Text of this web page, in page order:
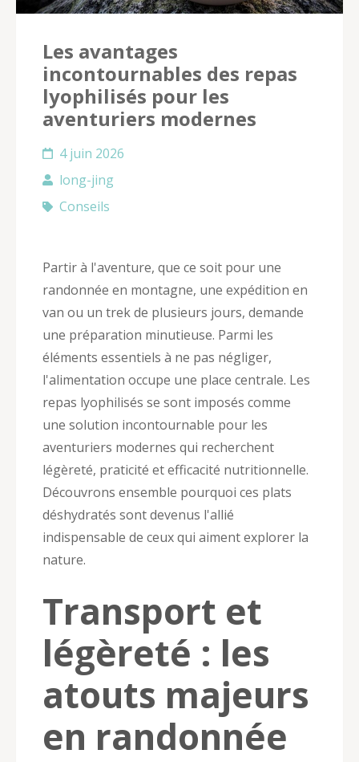
Les avantages
incontournables des repas
lyophilisés pour les
aventuriers modernes
4 juin 2026
long-jing
Conseils
Partir à l'aventure, que ce soit pour une
randonnée en montagne, une expédition en
van ou un trek de plusieurs jours, demande
une préparation minutieuse. Parmi les
éléments essentiels à ne pas négliger,
l'alimentation occupe une place centrale. Les
repas lyophilisés se sont imposés comme
une solution incontournable pour les
aventuriers modernes qui recherchent
légèreté, praticité et efficacité nutritionnelle.
Découvrons ensemble pourquoi ces plats
déshydratés sont devenus l'allié
indispensable de ceux qui aiment explorer la
nature.
Transport et
légèreté : les
atouts majeurs
en randonnée